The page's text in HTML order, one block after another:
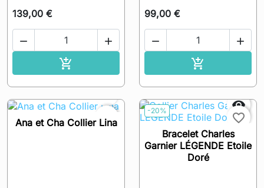
139,00 €
 

99,00 €
 

favorite_border
Ana et Cha Collier Lina
-20%

favorite_border
Bracelet Charles
Garnier LÉGENDE Etoile
Doré